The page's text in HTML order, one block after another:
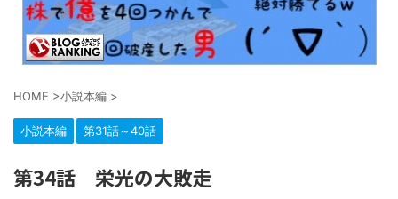
HOME >小説本編 >
小説本編 第31話～40話
第34話 栄光の大敗走